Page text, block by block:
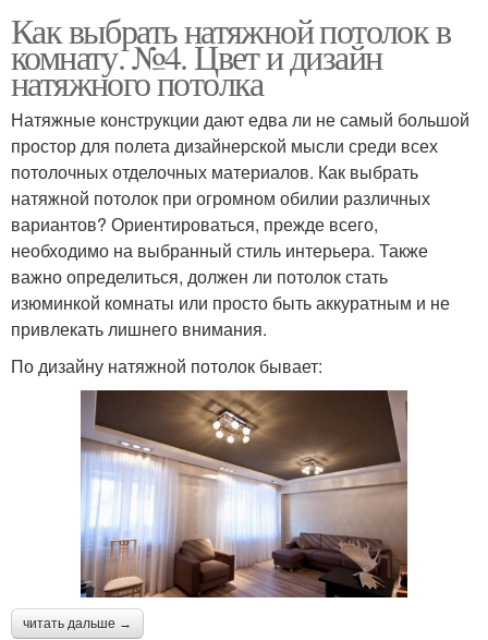
Как выбрать натяжной потолок в
комнату. №4. Цвет и дизайн
натяжного потолка
Натяжные конструкции дают едва ли не самый большой
простор для полета дизайнерской мысли среди всех
потолочных отделочных материалов. Как выбрать
натяжной потолок при огромном обилии различных
вариантов? Ориентироваться, прежде всего,
необходимо на выбранный стиль интерьера. Также
важно определиться, должен ли потолок стать
изюминкой комнаты или просто быть аккуратным и не
привлекать лишнего внимания.
По дизайну натяжной потолок бывает:
читать дальше →